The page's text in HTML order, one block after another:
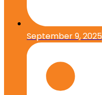
September 9, 2025